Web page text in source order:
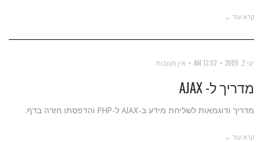
קרא עוד ←
יוני 2, 2009 12:02 AM אין תגובות
מדריך ל- AJAX
מדריך ודוגמאות לשליחת מידע ב-AJAX ל-PHP והדפסתו חזרה בדף.
קרא עוד ←